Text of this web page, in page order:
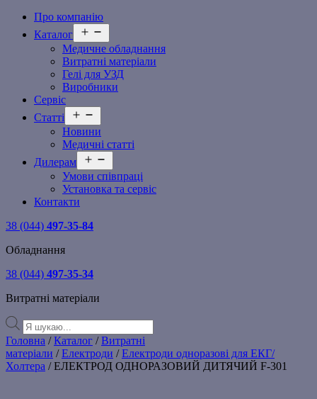
Про компанію
Каталог
меню
Медичне обладнання
Витратні матеріали
Гелі для УЗД
Виробники
Сервіс
Статті
меню
Новини
Медичні статті
Дилерам
меню
Умови співпраці
Установка та сервіс
Контакти
38 (044) 497-35-84
Обладнання
38 (044) 497-35-34
Витратні матеріали
Products
search
Головна /Каталог /Витратні
матеріали /Електроди /Електроди одноразові для ЕКГ/
Холтера / ЕЛЕКТРОД ОДНОРАЗОВИЙ ДИТЯЧИЙ F-301